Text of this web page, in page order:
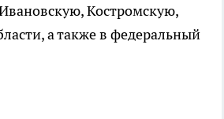
Костромскую,
а также в федеральный